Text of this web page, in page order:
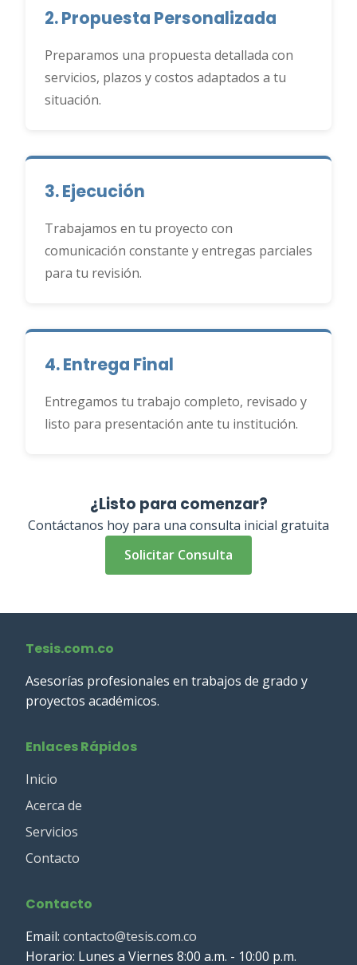
2. Propuesta Personalizada
Preparamos una propuesta detallada con
servicios, plazos y costos adaptados a tu
situación.
3. Ejecución
Trabajamos en tu proyecto con
comunicación constante y entregas parciales
para tu revisión.
4. Entrega Final
Entregamos tu trabajo completo, revisado y
listo para presentación ante tu institución.
¿Listo para comenzar?
Contáctanos hoy para una consulta inicial gratuita
Solicitar Consulta
Tesis.com.co
Asesorías profesionales en trabajos de grado y
proyectos académicos.
Enlaces Rápidos
Inicio
Acerca de
Servicios
Contacto
Contacto
Email: contacto@tesis.com.co
Horario: Lunes a Viernes 8:00 a.m. - 10:00 p.m.